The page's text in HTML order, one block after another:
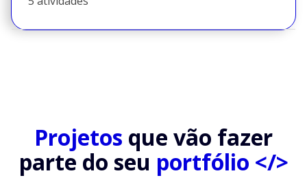
Projetos que vão fazer
parte do seu portfólio </>